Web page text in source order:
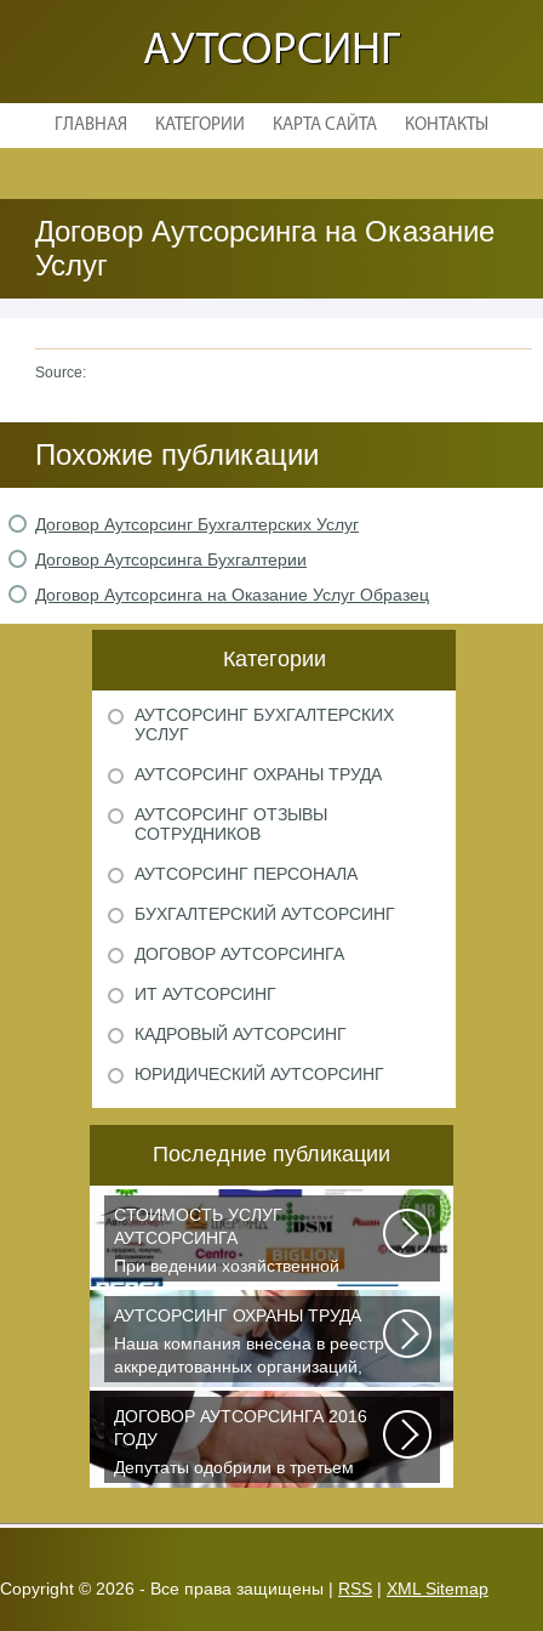
АУТСОРСИНГ
ГЛАВНАЯ КАТЕГОРИИ КАРТА САЙТА КОНТАКТЫ
Договор Аутсорсинга на Оказание
Услуг
Source:
Похожие публикации
Договор Аутсорсинг Бухгалтерских Услуг
Договор Аутсорсинга Бухгалтерии
Договор Аутсорсинга на Оказание Услуг Образец
Категории
АУТСОРСИНГ БУХГАЛТЕРСКИХ
УСЛУГ
АУТСОРСИНГ ОХРАНЫ ТРУДА
АУТСОРСИНГ ОТЗЫВЫ
СОТРУДНИКОВ
АУТСОРСИНГ ПЕРСОНАЛА
БУХГАЛТЕРСКИЙ АУТСОРСИНГ
ДОГОВОР АУТСОРСИНГА
ИТ АУТСОРСИНГ
КАДРОВЫЙ АУТСОРСИНГ
ЮРИДИЧЕСКИЙ АУТСОРСИНГ
Последние публикации
СТОИМОСТЬ УСЛУГ
АУТСОРСИНГА
При ведении хозяйственной
деятельности каждая компания
самостоятельно выбирает...
АУТСОРСИНГ ОХРАНЫ ТРУДА
Наша компания внесена в реестр
аккредитованных организаций,
оказывающих...
ДОГОВОР АУТСОРСИНГА 2016
ГОДУ
Депутаты одобрили в третьем
чтении специальные правила, по
Copyright © 2026 - Все права защищены | RSS | XML Sitemap